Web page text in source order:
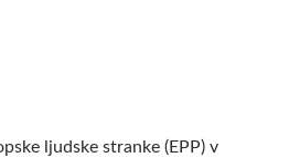
ljudske stranke (EPP) v